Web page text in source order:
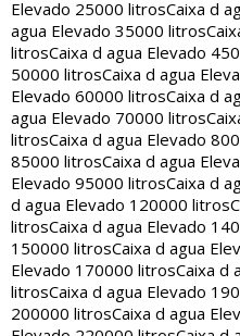
Elevado 25000 litrosCaixa d
agua Elevado 35000 litros
litrosCaixa d agua Elevado
50000 litrosCaixa d agua
Elevado 60000 litrosCaixa d
agua Elevado 70000 litros
litrosCaixa d agua Elevado
85000 litrosCaixa d agua
Elevado 95000 litrosCaixa d
d agua Elevado 120000 litros
litrosCaixa d agua Elevado
150000 litrosCaixa d agua
Elevado 170000 litrosCaixa d
litrosCaixa d agua Elevado
200000 litrosCaixa d agua